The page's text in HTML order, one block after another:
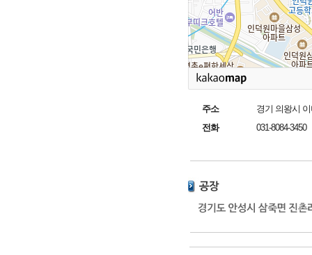
주소
경기 의왕시
전화
031-8084-3450